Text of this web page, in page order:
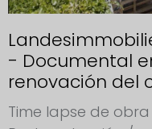
- Documental
renovación del
Time lapse de